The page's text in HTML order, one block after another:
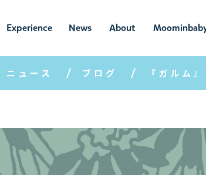
Experience
ムーミンの世
界を楽しむ
News
ニュ
ース
About
ムーミン
について
ムーミンベ
ビー
ニュース ブログ 『ガルム